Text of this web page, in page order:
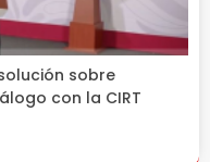
sobre
con la CIRT